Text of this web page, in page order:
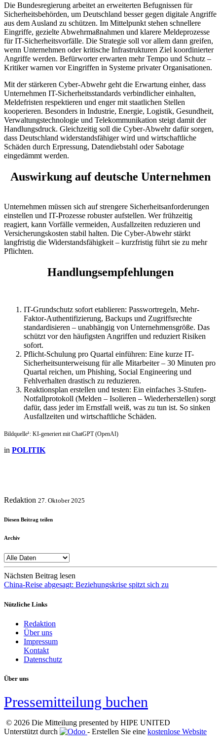
Die Bundesregierung arbeitet an erweiterten Befugnissen für
Sicherheitsbehörden, um Deutschland besser gegen digitale Angriffe
aus dem Ausland zu schützen. Im Mittelpunkt stehen schnellere
Eingriffe, gezielte Abwehrmaßnahmen und klarere Meldeprozesse
für IT-Sicherheitsvorfälle. Die Strategie soll vor allem dann greifen,
wenn Unternehmen oder kritische Infrastrukturen Ziel koordinierter
Angriffe werden. Befürworter erwarten mehr Tempo und Schutz –
Kritiker warnen vor Eingriffen in Systeme privater Organisationen.
Mit der stärkeren Cyber-Abwehr geht die Erwartung einher, dass
Unternehmen IT-Sicherheitsstandards verbindlicher einhalten,
Meldefristen respektieren und enger mit staatlichen Stellen
kooperieren. Besonders in Industrie, Energie, Logistik, Gesundheit,
Verwaltungstechnologie und Telekommunikation steigt damit der
Handlungsdruck. Gleichzeitig soll die Cyber-Abwehr dafür sorgen,
dass Deutschland widerstandsfähiger wird und wirtschaftliche
Schäden durch Erpressung, Datendiebstahl oder Sabotage
eingedämmt werden.
Auswirkung auf deutsche Unternehmen
Unternehmen müssen sich auf strengere Sicherheitsanforderungen
einstellen und IT-Prozesse robuster aufstellen. Wer frühzeitig
reagiert, kann Vorfälle vermeiden, Ausfallzeiten reduzieren und
Versicherungskosten stabil halten. Die Cyber-Abwehr stärkt
langfristig die Widerstandsfähigkeit – kurzfristig führt sie zu mehr
Pflichten.
Handlungsempfehlungen
IT-Grundschutz sofort etablieren: Passwortregeln, Mehr-
Faktor-Authentifizierung, Backups und Zugriffsrechte
standardisieren – unabhängig von Unternehmensgröße. Das
schützt vor den häufigsten Angriffen und reduziert Risiken
sofort.
Pflicht-Schulung pro Quartal einführen: Eine kurze IT-
Sicherheitsunterweisung für alle Mitarbeiter – 30 Minuten pro
Quartal reichen, um Phishing, Social Engineering und
Fehlverhalten drastisch zu reduzieren.
Reaktionsplan erstellen und testen: Ein einfaches 3-Stufen-
Notfallprotokoll (Melden – Isolieren – Wiederherstellen) sorgt
dafür, dass jeder im Ernstfall weiß, was zu tun ist. So sinken
Ausfallzeiten und wirtschaftliche Schäden.
Bildquelle¹: KI-generiert mit ChatGPT (OpenAI)
in POLITIK
Redaktion 27. Oktober 2025
Diesen Beitrag teilen
Archiv
Nächsten Beitrag lesen
China-Reise abgesagt: Beziehungskrise spitzt sich zu
Nützliche Links
Redaktion
Über uns
Impressum
Kontakt
Datenschutz
Über uns
Pressemitteilung buchen
© 2026 Die Mitteilung presented by HIPE UNITED
Unterstützt durch
- Erstellen Sie eine kostenlose Website